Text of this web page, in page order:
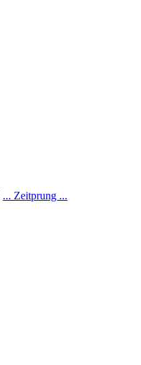
... Zeitprung ...